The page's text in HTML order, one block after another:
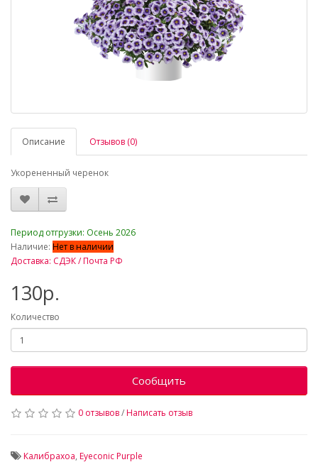
Описание Отзывов (0)
Укорененный черенок
Период отгрузки: Осень 2026
Наличие: Нет в наличии
Доставка: СДЭК / Почта РФ
130р.
Количество
Сообщить
0 отзывов/Написать отзыв
Калибрахоа, Eyeconic Purple